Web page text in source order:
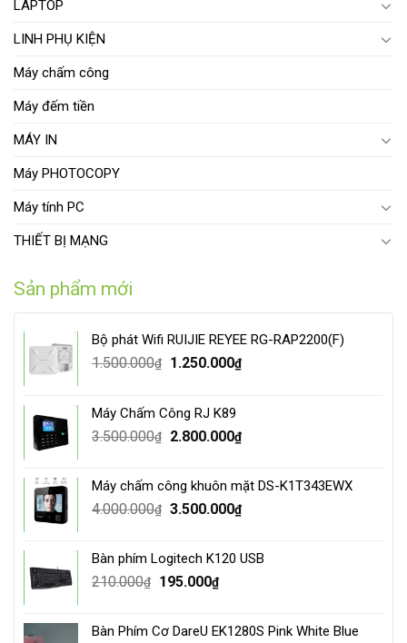
LAPTOP
LINH PHỤ KIỆN
Máy chấm công
Máy đếm tiền
MÁY IN
Máy PHOTOCOPY
Máy tính PC
THIẾT BỊ MẠNG
Sản phẩm mới
Bộ phát Wifi RUIJIE REYEE RG-RAP2200(F)
1.500.000₫
Original
1.500.000₫.
1.250.000₫Current
Máy Chấm Công RJ K89
3.500.000₫
Original
3.500.000₫.
2.800.000₫Current
2.800.000₫.
Máy chấm công khuôn mặt DS-K1T343EWX
4.000.000₫ Original
4.000.000₫.
3.500.000₫Current
3.500.000₫.
Bàn phím Logitech K120 USB
210.000₫
Original
210.000₫.
195.000₫Current
195.000₫.
Bàn Phím Cơ DareU EK1280S Pink White Blue